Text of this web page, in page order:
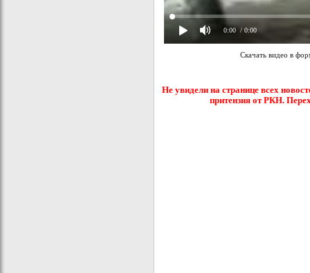
0:00 / 0:00
Скачать видео в
Не увидели на странице всех
притензия от РКН.